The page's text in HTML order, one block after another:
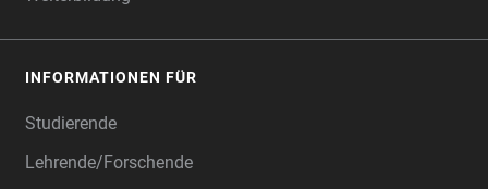
INFORMATIONEN FÜR
Studierende
Lehrende/Forschende